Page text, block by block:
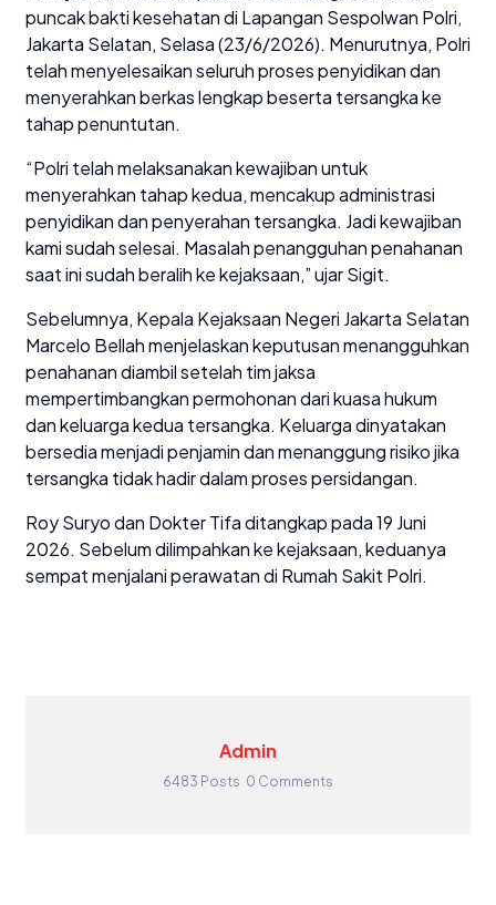
puncak bakti kesehatan di Lapangan Sespolwan Polri,
Jakarta Selatan, Selasa (23/6/2026). Menurutnya, Polri
telah menyelesaikan seluruh proses penyidikan dan
menyerahkan berkas lengkap beserta tersangka ke
tahap penuntutan.
“Polri telah melaksanakan kewajiban untuk
menyerahkan tahap kedua, mencakup administrasi
penyidikan dan penyerahan tersangka. Jadi kewajiban
kami sudah selesai. Masalah penangguhan penahanan
saat ini sudah beralih ke kejaksaan,” ujar Sigit.
Sebelumnya, Kepala Kejaksaan Negeri Jakarta Selatan
Marcelo Bellah menjelaskan keputusan menangguhkan
penahanan diambil setelah tim jaksa
mempertimbangkan permohonan dari kuasa hukum
dan keluarga kedua tersangka. Keluarga dinyatakan
bersedia menjadi penjamin dan menanggung risiko jika
tersangka tidak hadir dalam proses persidangan.
Roy Suryo dan Dokter Tifa ditangkap pada 19 Juni
2026. Sebelum dilimpahkan ke kejaksaan, keduanya
sempat menjalani perawatan di Rumah Sakit Polri.
Admin
6483 Posts 0 Comments